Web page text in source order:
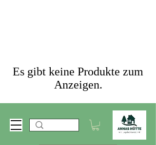
Es gibt keine Produkte zum
Anzeigen.